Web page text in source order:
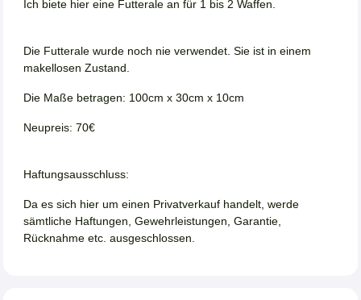
Ich biete hier eine Futterale an für 1 bis 2 Waffen.
Die Futterale wurde noch nie verwendet. Sie ist in einem
makellosen Zustand.
Die Maße betragen: 100cm x 30cm x 10cm
Neupreis: 70€
Haftungsausschluss:
Da es sich hier um einen Privatverkauf handelt, werde
sämtliche Haftungen, Gewehrleistungen, Garantie,
Rücknahme etc. ausgeschlossen.